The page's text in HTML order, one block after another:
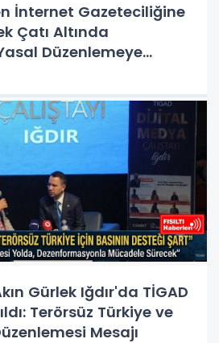
İnternet Gazeteciliğine
Çatı Altında
Düzenlemeye
Gürlek Iğdır'da TİGAD
Terörsüz Türkiye ve
Mesajı